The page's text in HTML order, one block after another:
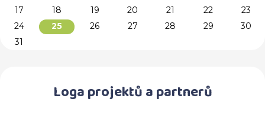
17
18 19 20 21 22
23
24
25 26 27 28 29
30
31
Loga projektů a partnerů